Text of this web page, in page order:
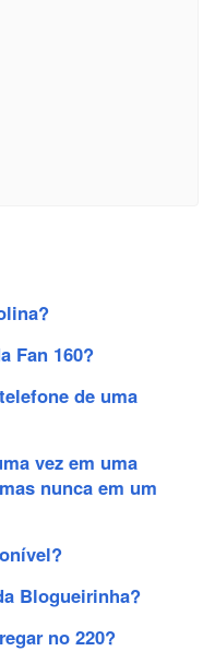
Fan 160?
de uma
vez em uma
nunca em um
Blogueirinha?
no 220?